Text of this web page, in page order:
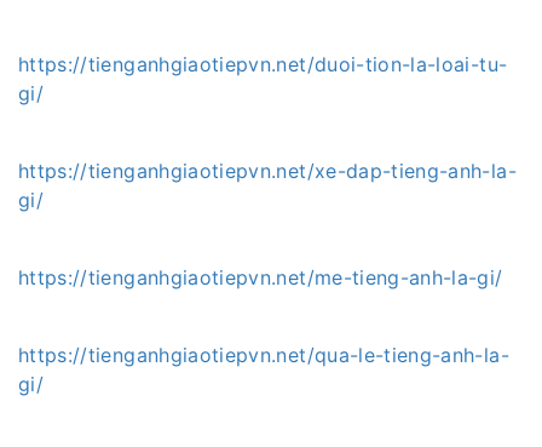
https://tienganhgiaotiepvn.net/duoi-tion-la-loai-tu-
gi/
https://tienganhgiaotiepvn.net/xe-dap-tieng-anh-la-
gi/
https://tienganhgiaotiepvn.net/me-tieng-anh-la-gi/
https://tienganhgiaotiepvn.net/qua-le-tieng-anh-la-
gi/